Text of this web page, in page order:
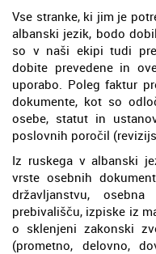
Vse stranke, ki jim je
albanski jezik, bodo
so v naši ekipi tudi
dobite prevedene in
uporabo. Poleg faktur
dokumente, kot so
osebe, statut in
poslovnih poročil
Iz ruskega v albanski
vrste osebnih
državljanstvu,
prebivališču, izpiske iz
o sklenjeni zakonski
(prometno, delovno,